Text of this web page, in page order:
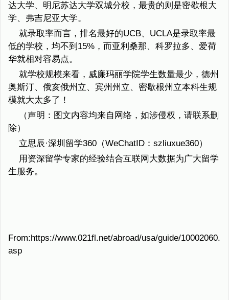
达大学、明尼苏达大学双城分校，最贵的则是密歇根大
学、弗吉尼亚大学。
就录取率而言，排名最好的UCB、UCLA是录取率最
低的学校，均不到15%，而亚利桑那、科罗拉多、爱荷
华就相对容易点。
就学校规模来看，威廉玛丽学院学生数量最少，德州
奥斯汀、俄亥俄州立、宾州州立、密歇根州立本科生规
模就大太多了！
（声明：图文内容均来自网络，如涉侵权，请联系删
除）
立思辰·深圳留学360（WeChatID：szliuxue360）
用资深留学专家的经验结合互联网大数据为广大留学
生服务。
From:https://www.021fl.net/abroad/usa/guide/10002060.
asp